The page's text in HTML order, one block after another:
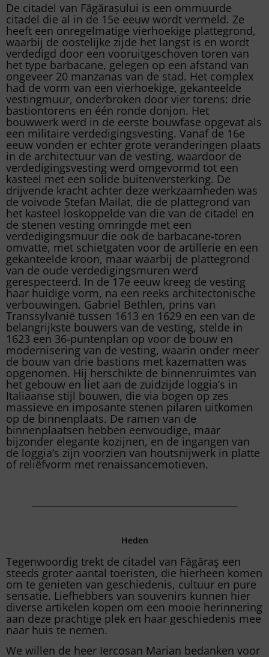
De citadel van Făgărașului is een ommuurde
citadel die al in de 15e eeuw wordt vermeld. Ze
heeft een onregelmatige vierhoekige plattegrond,
waarbij de oostelijke zijde het langst is en wordt
verdedigd door een vooruitgeschoven toren van
het type barbacane, gelegen op een afstand van
ongeveer 20 manzanas van de stad. Het complex
had de vorm van een vierhoekige, gekanteelde
vestingmuur, onderbroken door vier torens: drie
bastiontorens en één ronde donjon. Het
bouwwerk werd in de eerste bouwfase opgevat als
een militaire verdedigingsvesting. Vanaf de 16e
eeuw vonden er echter grote veranderingen plaats
in de architectuur van de vesting, waardoor de
verdedigingsvesting werd omgevormd tot een
kasteel met een solide buitenversterking. De
drijvende kracht achter deze werkzaamheden was
de voivode Ștefan Mailat, die de plattegrond van
het kasteel loskoppelde van die van de citadel en
de stenen vesting omringde met een
verdedigingsmuur die ook de barbacane-toren
omvatte, met schietgaten voor de artillerie en een
gekanteelde kroon, maar waarbij de plattegrond
van de oude verdedigingsmuren werd
gerespecteerd. In de 17e eeuw kreeg de vesting
haar huidige vorm, na een reeks architectonische
verbouwingen. Gabriel Bethlen, prins van
Transsylvanië tussen 1613 en 1629 en een van de
belangrijkste bouwers van de vesting, stelde in
1623 een 36-puntenplan op voor de bouw en
modernisering van de vesting, waarin onder meer
de bouw van drie bastions met kazematten was
opgenomen. Hij herschikte de binnenruimtes van
het gebouw en liet aan de zuidzijde loggia’s in
Italiaanse stijl bouwen, die via bogen op zes
massieve en imposante stenen pilaren uitkomen
op de binnenplaats. De ramen van de
binnenplaatsen hebben eenvoudige, maar
bijzonder elegante kozijnen, en de ingangen van
de loggia’s zijn voorzien van houtsnijwerk in platte
of reliëfvorm met renaissancemotieven.
Heden
Tegenwoordig trekt de citadel van Făgăraş een
steeds groter aantal toeristen, die hierheen komen
om te genieten van geschiedenis, cultuur en pure
sensatie. Liefhebbers van souvenirs kunnen hier
diverse artikelen kopen om een mooie herinnering
aan deze prachtige plek en haar geschiedenis mee
naar huis te nemen.
We willen de heer Iercosan Marian bedanken voor